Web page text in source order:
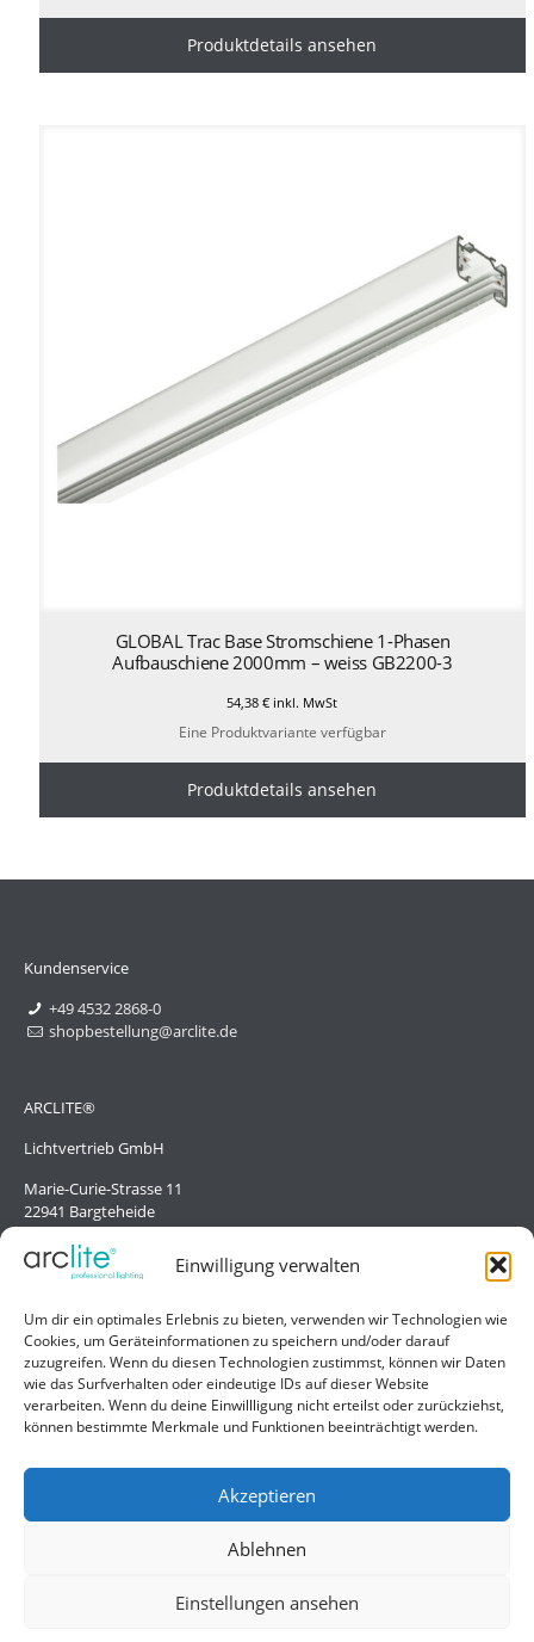
Einwilligung verwalten
Um dir ein optimales Erlebnis zu bieten, verwenden wir Technologien wie
Cookies, um Geräteinformationen zu speichern und/oder darauf
zuzugreifen. Wenn du diesen Technologien zustimmst, können wir Daten
wie das Surfverhalten oder eindeutige IDs auf dieser Website
verarbeiten. Wenn du deine Einwillligung nicht erteilst oder zurückziehst,
können bestimmte Merkmale und Funktionen beeinträchtigt werden.
Akzeptieren
Ablehnen
Einstellungen ansehen
Produktdetails ansehen
GLOBAL Trac Base Stromschiene 1-Phasen
Aufbauschiene 2000mm – weiss GB2200-3
54,38€ inkl. MwSt
Eine Produktvariante verfügbar
Produktdetails ansehen
Kundenservice
+49 4532 2868-0
shopbestellung@arclite.de
ARCLITE®
Lichtvertrieb GmbH
Marie-Curie-Strasse 11
22941 Bargteheide
Deutschland/Germany
Hilfe
Liefer- und Zahlungsbedingungen
Kontakt